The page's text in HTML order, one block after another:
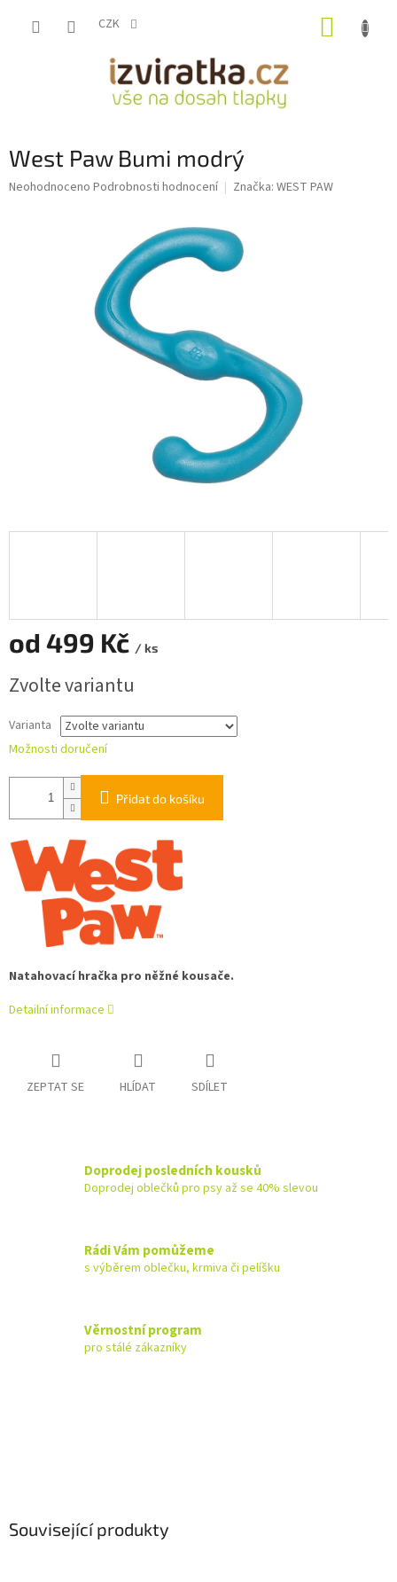
CZK
West Paw Bumi modrý
Průměrné
Neohodnoceno Podrobnosti hodnocení Značka: WEST PAW
od 499 Kč / ks
cena:
Zvolte variantu
Varianta
Možnosti doručení
Přidat do košíku
Natahovací hračka pro něžné kousače.
Detailní informace
ZEPTAT SE HLÍDAT SDÍLET
Doprodej posledních kousků
Doprodej oblečků pro psy až se 40% slevou
Rádi Vám pomůžeme
s výběrem oblečku, krmiva či pelíšku
Věrnostní program
pro stálé zákazníky
Související produkty